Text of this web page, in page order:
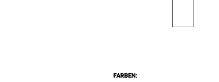
FARBEN: